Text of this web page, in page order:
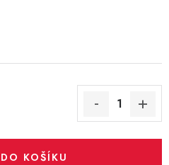
KOŠÍKU